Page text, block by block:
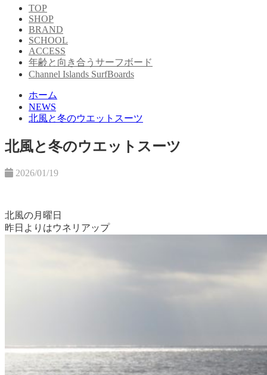
TOP
SHOP
BRAND
SCHOOL
ACCESS
年齢と向き合うサーフボード
Channel Islands SurfBoards
ホーム
NEWS
北風と冬のウエットスーツ
北風と冬のウエットスーツ
2026/01/19
北風の月曜日
昨日よりはウネリアップ